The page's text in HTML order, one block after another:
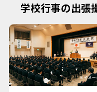
学校行事の出張